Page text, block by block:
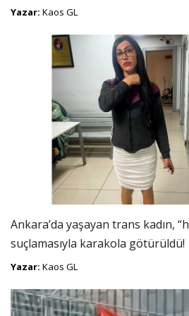
Yazar: Kaos GL
Ankara’da yaşayan trans kadın,
suçlamasıyla karakola götürüldü!
Yazar: Kaos GL